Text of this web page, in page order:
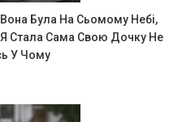
Була На Сьомому Небі,
Стала Сама Свою Дочку Не
У Чому